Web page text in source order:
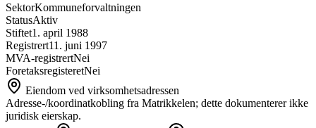
SektorKommuneforvaltningen
StatusAktiv
Stiftet1. april 1988
Registrert11. juni 1997
MVA-registrertNei
ForetaksregisteretNei
Eiendom ved virksomhetsadressen
Adresse-/koordinatkobling fra Matrikkelen; dette dokumenterer ikke
juridisk eierskap.